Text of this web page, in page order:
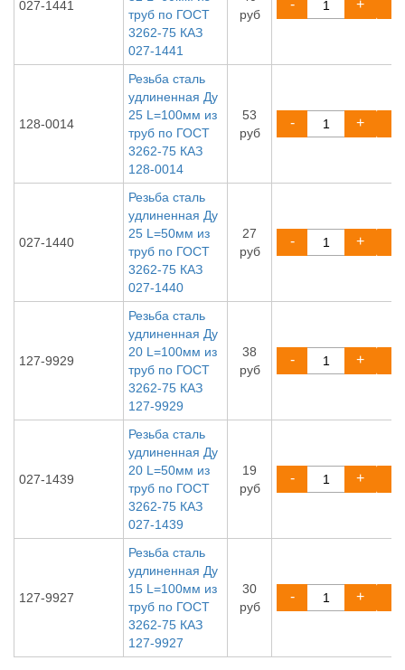
027-1441
труб по ГОСТ
3262-75 КАЗ
027-1441
руб
- +
128-0014
Резьба сталь
удлиненная Ду
25 L=100мм из
труб по ГОСТ
3262-75 КАЗ
128-0014
53
руб
- +
027-1440
Резьба сталь
удлиненная Ду
25 L=50мм из
труб по ГОСТ
3262-75 КАЗ
027-1440
27
руб
- +
127-9929
Резьба сталь
удлиненная Ду
20 L=100мм из
труб по ГОСТ
3262-75 КАЗ
127-9929
38
руб
- +
027-1439
Резьба сталь
удлиненная Ду
20 L=50мм из
труб по ГОСТ
3262-75 КАЗ
027-1439
19
руб
- +
127-9927
Резьба сталь
удлиненная Ду
15 L=100мм из
труб по ГОСТ
3262-75 КАЗ
127-9927
30
руб
- +